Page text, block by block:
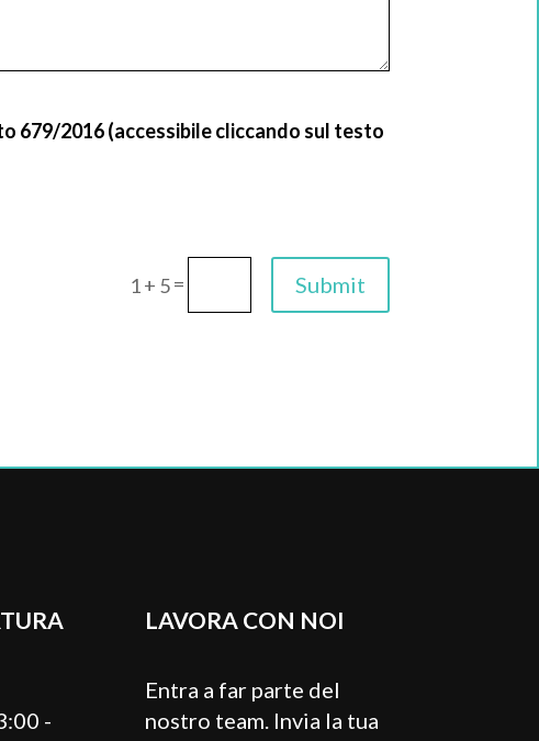
679/2016 (accessibile cliccando sul testo
1 + 5= Submit
-
LAVORA CON NOI
Entra a far parte del
nostro team. Invia la tua